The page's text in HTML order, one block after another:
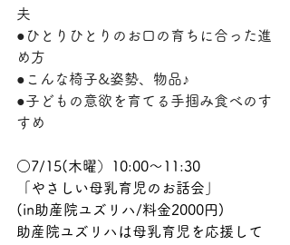
夫
●ひとりひとりのお口の育ちに合った進
め方
●こんな椅子&姿勢、物品♪
●子どもの意欲を育てる手掴み食べのす
すめ
○7/15(木曜）10:00～11:30
「やさしい母乳育児のお話会」
(in助産院ユズリハ/料金2000円)
助産院ユズリハは母乳育児を応援して